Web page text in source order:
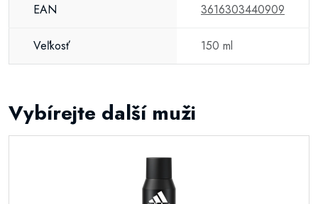
EAN 3616303440909
Veľkosť 150 ml
Vybírejte další muži